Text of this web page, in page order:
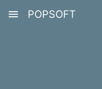
menu POPSOFT